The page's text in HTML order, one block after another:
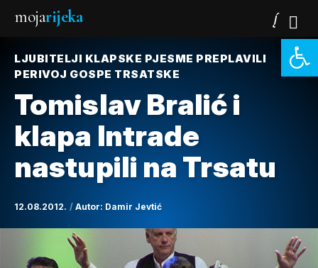
mojarijeka
LJUBITELJI KLAPSKE PJESME PREPLAVILI
PERIVOJ GOSPE TRSATSKE
Tomislav Bralić i
klapa Intrade
nastupili na Trsatu
12.08.2012. Autor: Damir Jevtić